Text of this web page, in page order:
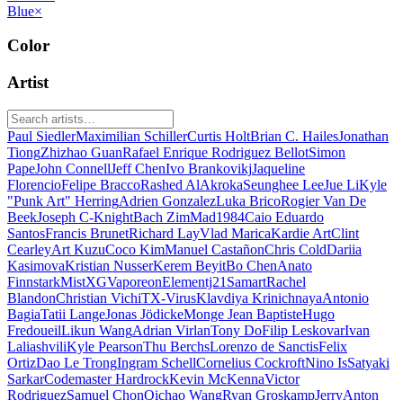
Blue×
Color
Artist
Paul SiedlerMaximilian SchillerCurtis HoltBrian C. HailesJonathan
TiongZhizhao GuanRafael Enrique Rodriguez BellotSimon
PapeJohn ConnellJeff ChenIvo BrankovikjJaqueline
FlorencioFelipe BraccoRashed AlAkrokaSeunghee LeeJue LiKyle
"Punk Art" HerringAdrien GonzalezLuka BricoRogier Van De
BeekJoseph C-KnightBach ZimMad1984Caio Eduardo
SantosFrancis BrunetRichard LayVlad MaricaKardie ArtClint
CearleyArt KuzuCoco KimManuel CastañonChris ColdDariia
KasimovaKristian NusserKerem BeyitBo ChenAnato
FinnstarkMistXGVaporeonElementj21 SamartRachel
BlandonChristian VichiTX-VirusKlavdiya KrinichnayaAntonio
BagiaTatii LangeJonas JödickeMonge Jean BaptisteHugo
FredoueilLikun WangAdrian VirlanTony DoFilip LeskovarIvan
LaliashviliKyle PearsonThu BerchsLorenzo de SanctisFelix
OrtizDao Le TrongIngram SchellCornelius CockroftNino IsSatyaki
SarkarCodemaster HardrockKevin McKennaVictor
RodriguezSamuel ChonQichao WangRyan GroskampJerryAnton